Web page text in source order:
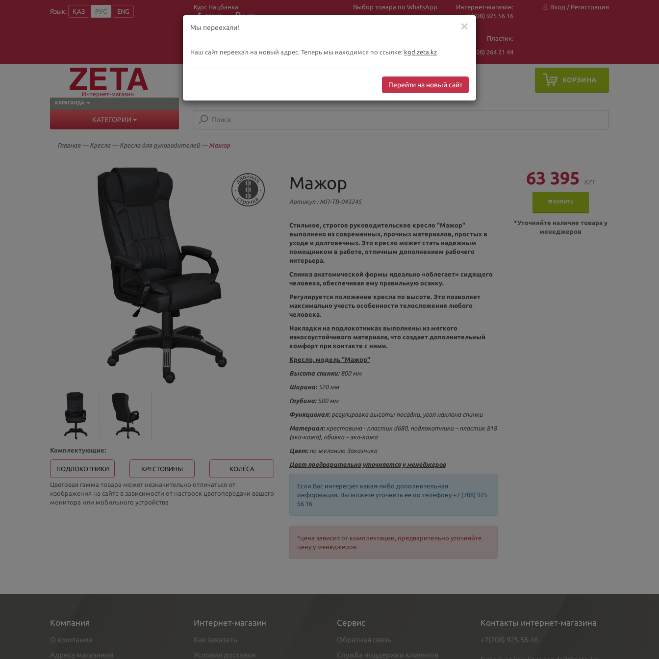
Язык: ҚАЗ РУС ENG
Курс Нацбанка
469.85
5.78
Выбор товара по WhatsApp
+ видеотрансляции:
Интернет-магазин:
+7 (708) 925 56 16
Пластик:
+7 (708) 264 21 44
Вход / Регистрация
КАРАГАНДА
Интернет-магазин
КОРЗИНА
КАТЕГОРИИ
Главная — Кресла— Кресла для руководителей— Мажор
Комплектующие:
ПОДЛОКОТНИКИ КРЕСТОВИНЫ КОЛЁСА
Цветовая гамма товара может незначительно отличаться от
изображения на сайте в зависимости от настроек цветопередачи вашего
монитора или мобильного устройства
63 395 KZT
КУПИТЬ
*Уточняйте наличие товара у
менеджеров
Мажор
Артикул: МП-ТВ-043245
Стильное, строгое руководительское кресло "Мажор"
выполнено из современных, прочных материалов, простых в
уходе и долговечных. Это кресло может стать надежным
помощником в работе, отличным дополнением рабочего
интерьера.
Спинка анатомической формы идеально «облегает» сидящего
человека, обеспечивая ему правильную осанку.
Регулируется положение кресла по высоте. Это позволяет
максимально учесть особенности телосложения любого
человека.
Накладки на подлокотниках выполнены из мягкого
износоустойчивого материала, что создает дополнительный
комфорт при контакте с ними.
Кресло, модель "Мажор"
Высота спинки: 800 мм
Ширина: 520 мм
Глубина: 500 мм
Функционал:регулировка высоты посадки, угол наклона спинки
Материал: крестовина - пластик d680, подлокотники – пластик 818
(эко-кожа), обивка – эко-кожа
Цвет: по желанию Заказчика
Цвет предварительно уточняется у менеджеров
Если Вас интересует какая-либо дополнительная
информация, Вы можете уточнить ее по телефону +7 (708) 925
56 16
*цена зависит от комплектации, предварительно уточняйте
цену у менеджеров
Компания
О компании
Адреса магазинов
Интернет-магазин
Как заказать
Условия доставки
Сервис
Обратная связь
Служба поддержки клиентов
Контакты интернет-магазина
+7(708) 925-56-16
✕
Мы переехали!
Наш сайт переехал на новый адрес. Теперь мы находимся по ссылке: kgd.zeta.kz
Перейти на новый сайт